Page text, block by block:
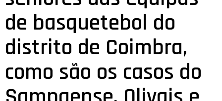
de basquetebol do
distrito de Coimbra,
como são os casos do